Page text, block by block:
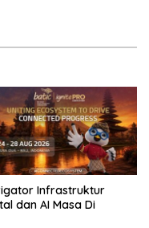
Infrastruktur
dan AI Masa Di